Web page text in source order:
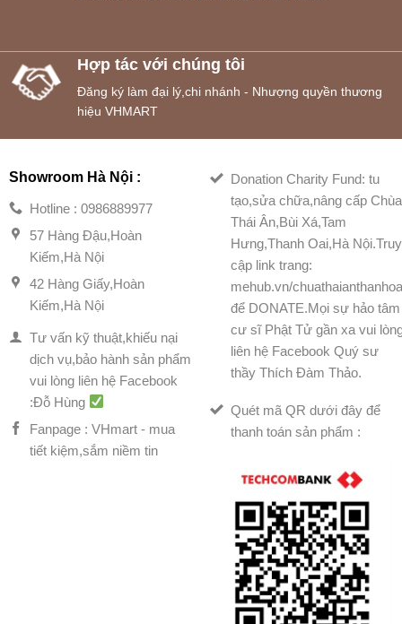
Hợp tác với chúng tôi
Đăng ký làm đại lý,chi nhánh - Nhượng quyền thương
hiệu VHMART
Showroom Hà Nội :
Hotline : 0986889977
57 Hàng Đậu,Hoàn
Kiếm,Hà Nội
42 Hàng Giấy,Hoàn
Kiếm,Hà Nội
Tư vấn kỹ thuật,khiếu nại
dịch vụ,bảo hành sản phẩm
vui lòng liên hệ Facebook
:Đỗ Hùng
Fanpage : VHmart - mua
tiết kiệm,sắm niềm tin
Donation Charity Fund: tu
tạo,sửa chữa,nâng cấp Chùa
Thái Ân,Bùi Xá,Tam
Hưng,Thanh Oai,Hà Nội.Truy
cập link trang:
mehub.vn/
để DONATE.Mọi sự hảo tâm
cư sĩ Phật Tử gần xa vui
liên hệ Facebook Quý sư
thầy Thích Đàm Thảo.
Quét mã QR dưới đây để
thanh toán sản phẩm :